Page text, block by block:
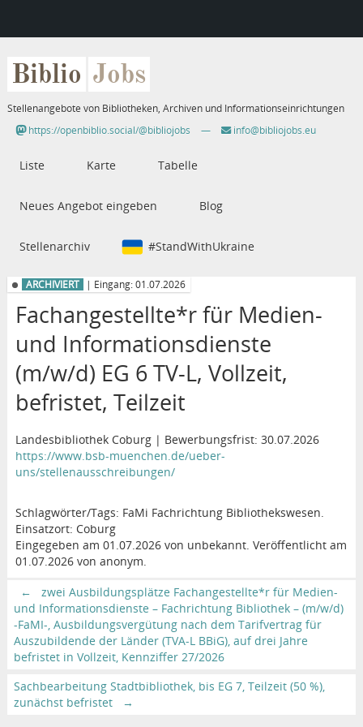
Biblio Jobs
Stellenangebote von Bibliotheken, Archiven und Informationseinrichtungen
https://openbiblio.social/@bibliojobs
— info@bibliojobs.eu
Liste Karte Tabelle
Neues Angebot eingeben Blog
Stellenarchiv #StandWithUkraine
ARCHIVIERT | Eingang: 01.07.2026
Fachangestellte*r für Medien-
und Informationsdienste
(m/w/d) EG 6 TV-L, Vollzeit,
befristet, Teilzeit
Landesbibliothek Coburg | Bewerbungsfrist: 30.07.2026
https://www.bsb-muenchen.de/ueber-
uns/stellenausschreibungen/
Schlagwörter/Tags: FaMi Fachrichtung Bibliothekswesen.
Einsatzort: Coburg
Eingegeben am 01.07.2026 von unbekannt. Veröffentlicht am
01.07.2026 von anonym.
←
zwei Ausbildungsplätze Fachangestellte*r für Medien-
und Informationsdienste – Fachrichtung Bibliothek – (m/w/d)
-FaMI-, Ausbildungsvergütung nach dem Tarifvertrag für
Auszubildende der Länder (TVA-L BBiG), auf drei Jahre
befristet in Vollzeit, Kennziffer 27/2026
Sachbearbeitung Stadtbibliothek, bis EG 7, Teilzeit (50 %),
zunächst befristet
→